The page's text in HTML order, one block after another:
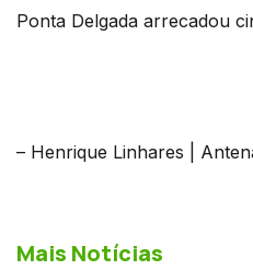
Ponta Delgada arrecadou
– Henrique Linhares |
Mais Notícias